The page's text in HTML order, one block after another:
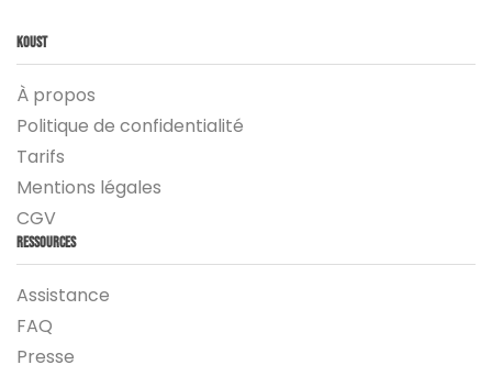
Koust
À propos
Politique de confidentialité
Tarifs
Mentions légales
CGV
Ressources
Assistance
FAQ
Presse